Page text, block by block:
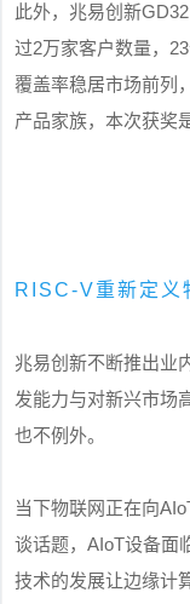
此外，兆易创新
过2万家客户数量， 23
覆盖率稳居市场前列
产品家族，本次获奖
RISC-V重新定义
兆易创新不断推出业
发能力与对新兴市场
也不例外。
当下物联网正在向
谈话题， AIoT设备面
技术的发展让边缘计